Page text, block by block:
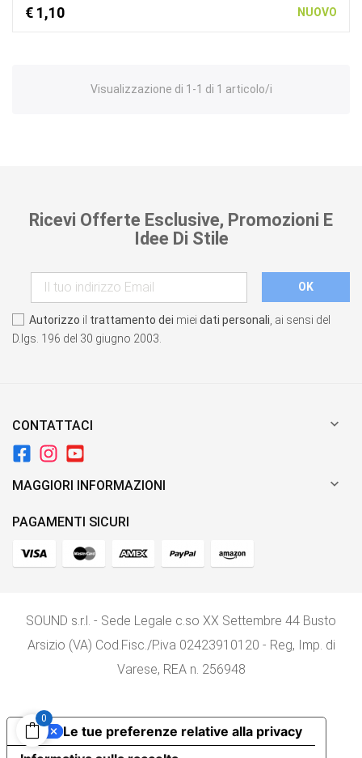
€ 1,10 NUOVO
Visualizzazione di 1-1 di 1 articolo/i
Ricevi Offerte Esclusive, Promozioni E
Idee Di Stile
Autorizzo il trattamento dei miei dati personali , ai sensi del
D.lgs. 196 del 30 giugno 2003.
CONTATTACI 
MAGGIORI INFORMAZIONI 
PAGAMENTI SICURI
SOUND s.r.l. - Sede Legale c.so XX Settembre 44 Busto
Arsizio (VA) Cod.Fisc./P.iva 02423910120 - Reg, Imp. di
Varese, REA n. 256948
0
Le tue preferenze relative alla privacy